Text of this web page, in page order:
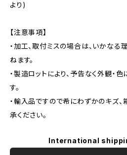
より)
【注意事項】
・加工、取付ミスの場合は、いかなる
ねます。
・製造ロットにより、予告なく外観・
す。
・輸入品ですので希にわずかのキズ
承ください。
International